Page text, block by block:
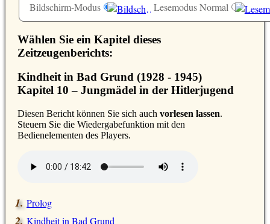
Bildschirm-Modus Lesemodus Normal
Wählen Sie ein Kapitel dieses
Zeitzeugenberichts:
Kindheit in Bad Grund (1928 - 1945)
Kapitel 10 – Jungmädel in der Hitlerjugend
Diesen Bericht können Sie sich auch vorlesen lassen.
Steuern Sie die Wiedergabefunktion mit den
Bedienelementen des Players.
Prolog
Kindheit in Bad Grund